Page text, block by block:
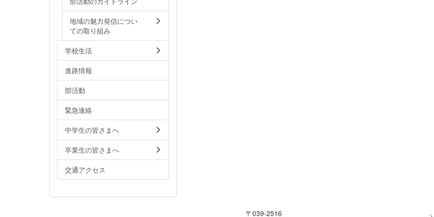
地域の魅力発信につい
ての取り組み
学校生活
進路情報
部活動
緊急連絡
中学生の皆さまへ
卒業生の皆さまへ
交通アクセス
〒039-2516